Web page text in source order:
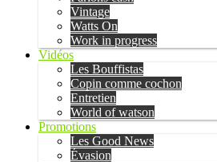
Vintage
Watts On
Work in progress
Vidéos
Les Bouffistas
Copin comme cochon
Entretien
World of watson
Promotions
Les Good News
Évasion